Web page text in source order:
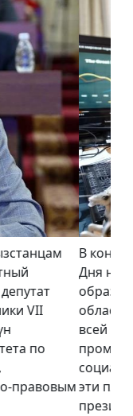
и 100-летия
году по
100
же
реализуемы